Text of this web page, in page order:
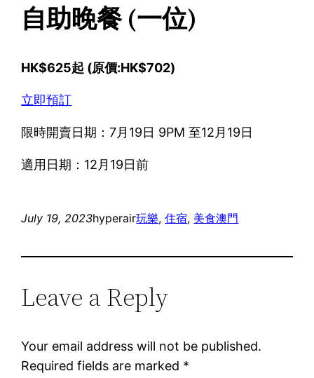
自助晚餐 (一位)
HK$625起 (原價:HK$702)
立即預訂
限時開賣日期：7月19日 9PM 至12月19日
適用日期：12月19日前
July 19, 2023hyperair玩樂, 住宿, 美食澳門
Leave a Reply
Your email address will not be published.
Required fields are marked *